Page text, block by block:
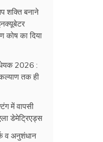
शक्ति बनाने
कोष का दिया
2026 :
तक ही
में वापसी
डेमेट्रिएड्स
व अनुशंधान